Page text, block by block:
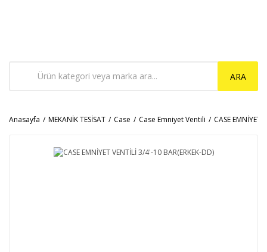
ARA
Anasayfa MEKANİK TESİSAT Case Case Emniyet Ventili CASE EMNİYET